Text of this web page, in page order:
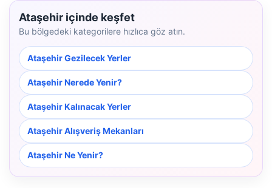
Ataşehir içinde keşfet
Bu bölgedeki kategorilere hızlıca göz atın.
Ataşehir Gezilecek Yerler
Ataşehir Nerede Yenir?
Ataşehir Kalınacak Yerler
Ataşehir Alışveriş Mekanları
Ataşehir Ne Yenir?